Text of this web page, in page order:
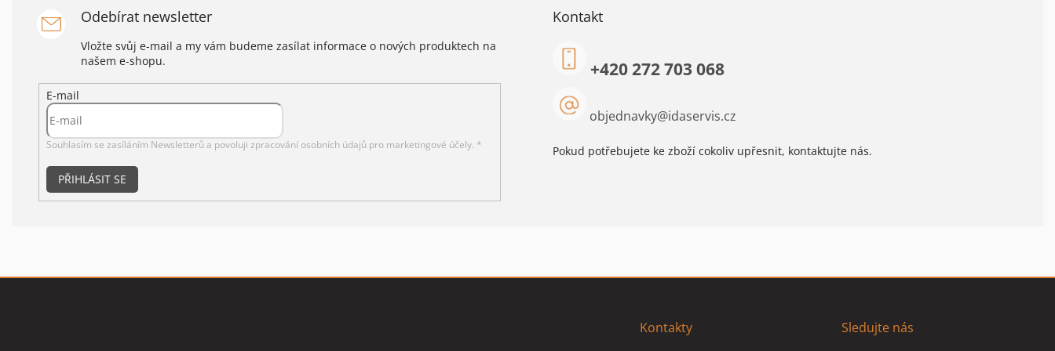
Odebírat newsletter
Vložte svůj e-mail a my vám budeme zasílat informace o nových produktech na
našem e-shopu.
E-mail
Souhlasím se zasíláním Newsletterů a povoluji zpracování osobních údajů pro marketingové účely. *
PŘIHLÁSIT SE
Kontakt
objednavky@idaservis.cz
+420 272 703 068
Pokud potřebujete ke zboží cokoliv upřesnit, kontaktujte nás.
Kontakty Sledujte nás